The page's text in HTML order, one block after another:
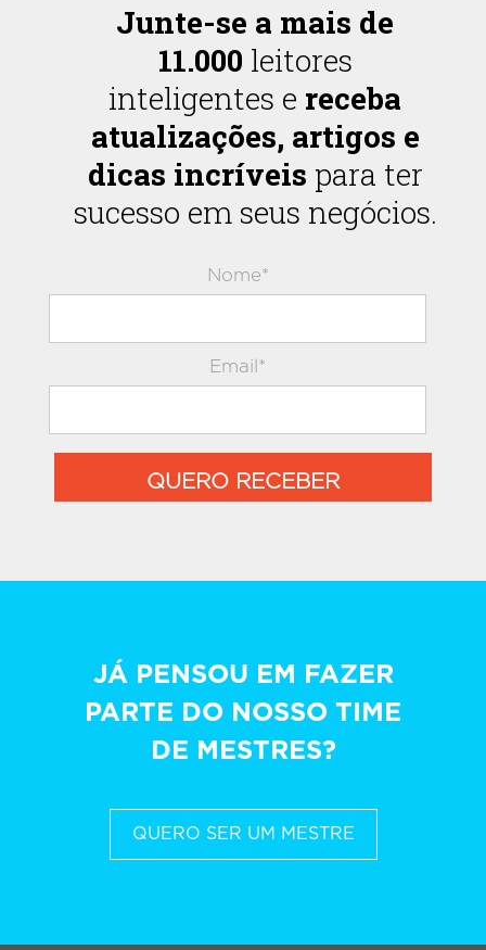
Junte-se a mais de
11.000 leitores
inteligentes e receba
atualizações, artigos e
dicas incríveis para ter
sucesso em seus negócios.
Nome*
Email*
QUERO RECEBER
JÁ PENSOU EM FAZER
PARTE DO NOSSO TIME
DE MESTRES?
QUERO SER UM MESTRE